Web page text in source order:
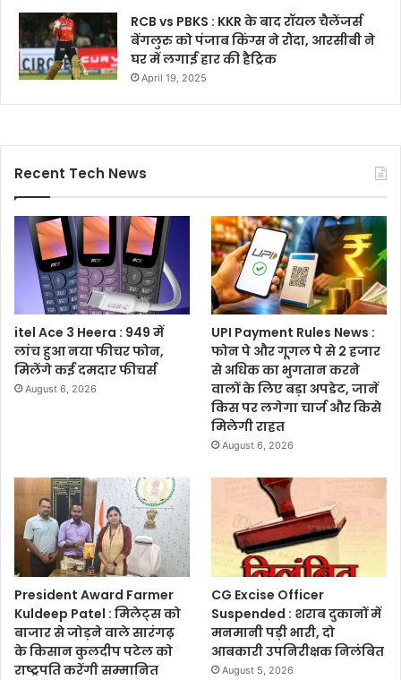
RCB vs PBKS : KKR के बाद रॉयल चैलेंजर्स
बेंगलुरु को पंजाब किंग्स ने रौंदा, आरसीबी ने
घर में लगाई हार की हैट्रिक
April 19, 2025
Recent Tech News
itel Ace 3 Heera : 949 में
लांच हुआ नया फीचर फोन,
मिलेंगे कई दमदार फीचर्स
August 6, 2026
UPI Payment Rules News :
फोन पे और गूगल पे से 2 हजार
से अधिक का भुगतान करने
वालों के लिए बड़ा अपडेट, जानें
किस पर लगेगा चार्ज और किसे
मिलेगी राहत
August 6, 2026
President Award Farmer
Kuldeep Patel : मिलेट्स को
बाजार से जोड़ने वाले सारंगढ़
के किसान कुलदीप पटेल को
राष्ट्रपति करेंगी सम्मानित
CG Excise Officer
Suspended : शराब दुकानों में
मनमानी पड़ी भारी, दो
आबकारी उपनिरीक्षक निलंबित
August 5, 2026